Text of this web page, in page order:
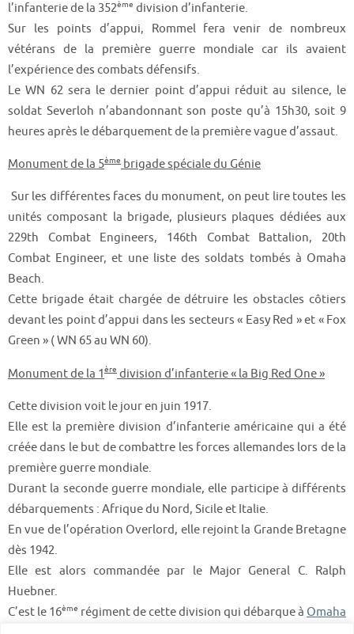
l’infanterie de la 352ème division d’infanterie.
Sur les points d’appui, Rommel fera venir de nombreux
vétérans de la première guerre mondiale car ils avaient
l’expérience des combats défensifs.
Le WN 62 sera le dernier point d’appui réduit au silence, le
soldat Severloh n’abandonnant son poste qu’à 15h30, soit 9
heures après le débarquement de la première vague d’assaut.
Monument de la 5ème brigade spéciale du Génie
Sur les différentes faces du monument, on peut lire toutes les
unités composant la brigade, plusieurs plaques dédiées aux
229th Combat Engineers, 146th Combat Battalion, 20th
Combat Engineer, et une liste des soldats tombés à Omaha
Beach.
Cette brigade était chargée de détruire les obstacles côtiers
devant les point d’appui dans les secteurs « Easy Red » et « Fox
Green » ( WN 65 au WN 60).
Monument de la 1ère division d’infanterie « la Big Red One »
Cette division voit le jour en juin 1917.
Elle est la première division d’infanterie américaine qui a été
créée dans le but de combattre les forces allemandes lors de la
première guerre mondiale.
Durant la seconde guerre mondiale, elle participe à différents
débarquements : Afrique du Nord, Sicile et Italie.
En vue de l’opération Overlord, elle rejoint la Grande Bretagne
dès 1942.
Elle est alors commandée par le Major General C. Ralph
Huebner.
C’est le 16ème régiment de cette division qui débarque à Omaha